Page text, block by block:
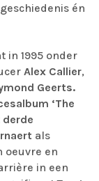
én
in 1995 onder
Alex Callier,
Geerts.
‘The
derde
als
oeuvre en
in een